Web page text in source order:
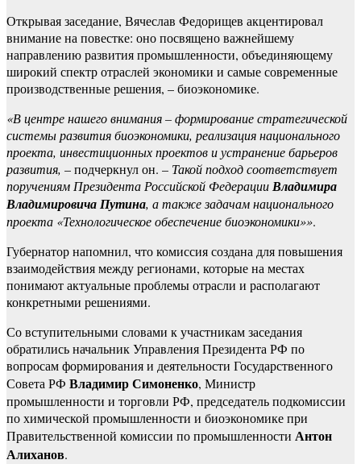
Открывая заседание, Вячеслав Федорищев акцентировал
внимание на повестке: оно посвящено важнейшему
направлению развития промышленности, объединяющему
широкий спектр отраслей экономики и самые современные
производственные решения, – биоэкономике.
«В центре нашего внимания – формирование стратегической
системы развития биоэкономики, реализация национального
проекта, инвестиционных проектов и устранение барьеров
развития, – подчеркнул он. – Такой подход соответствует
поручениям Президента Российской ФедерацииВладимира
Владимировича Путина, а также задачам национального
проекта «Технологическое обеспечение биоэкономики»».
Губернатор напомнил, что комиссия создана для повышения
взаимодействия между регионами, которые на местах
понимают актуальные проблемы отрасли и располагают
конкретными решениями.
Со вступительными словами к участникам заседания
обратились начальник Управления Президента РФ по
вопросам формирования и деятельности Государственного
Совета РФ Владимир Симоненко, Министр
промышленности и торговли РФ, председатель подкомиссии
по химической промышленности и биоэкономике при
Правительственной комиссии по промышленности Антон
Алиханов.